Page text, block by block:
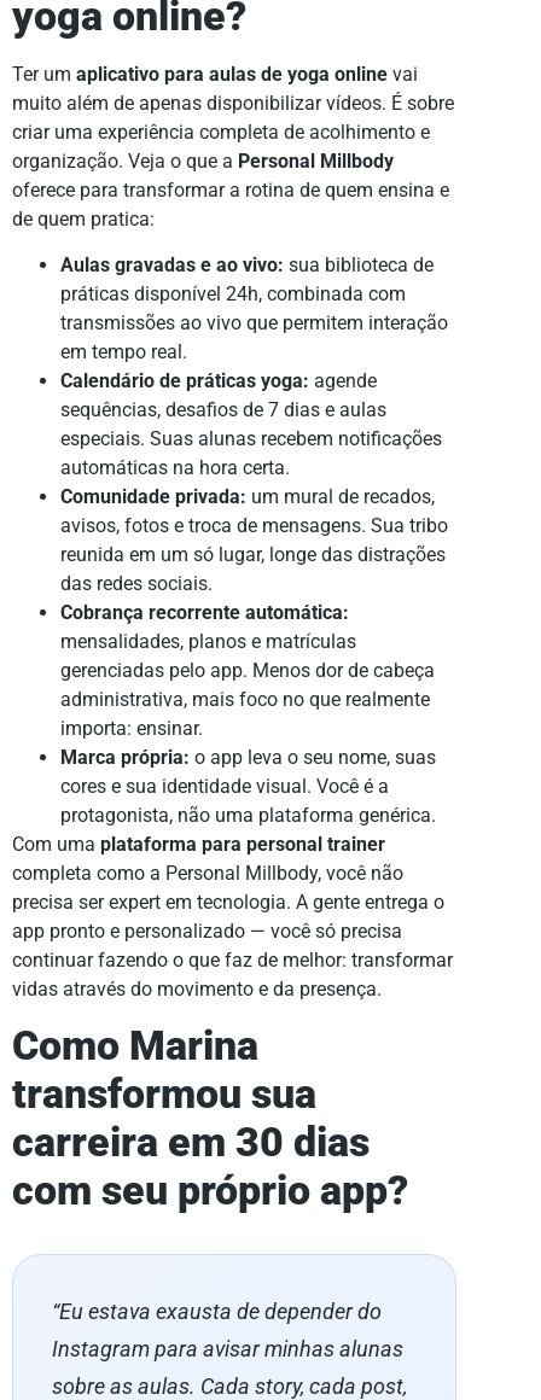
yoga online?
Ter um aplicativo para aulas de yoga online vai
muito além de apenas disponibilizar vídeos. É sobre
criar uma experiência completa de acolhimento e
organização. Veja o que a Personal Millbody
oferece para transformar a rotina de quem ensina e
de quem pratica:
Aulas gravadas e ao vivo: sua biblioteca de
práticas disponível 24h, combinada com
transmissões ao vivo que permitem interação
em tempo real.
Calendário de práticas yoga: agende
sequências, desafios de 7 dias e aulas
especiais. Suas alunas recebem notificações
automáticas na hora certa.
Comunidade privada: um mural de recados,
avisos, fotos e troca de mensagens. Sua tribo
reunida em um só lugar, longe das distrações
das redes sociais.
Cobrança recorrente automática:
mensalidades, planos e matrículas
gerenciadas pelo app. Menos dor de cabeça
administrativa, mais foco no que realmente
importa: ensinar.
Marca própria: o app leva o seu nome, suas
cores e sua identidade visual. Você é a
protagonista, não uma plataforma genérica.
Com uma plataforma para personal trainer
completa como a Personal Millbody, você não
precisa ser expert em tecnologia. A gente entrega o
app pronto e personalizado — você só precisa
continuar fazendo o que faz de melhor: transformar
vidas através do movimento e da presença.
Como Marina
transformou sua
carreira em 30 dias
com seu próprio app?
“Eu estava exausta de depender do
Instagram para avisar minhas alunas
sobre as aulas. Cada story, cada post,